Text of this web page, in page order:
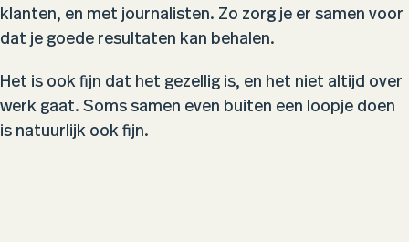
klanten, en met journalisten. Zo zorg je er samen voor
dat je goede resultaten kan behalen.
Het is ook fijn dat het gezellig is, en het niet altijd over
werk gaat. Soms samen even buiten een loopje doen
is natuurlijk ook fijn.